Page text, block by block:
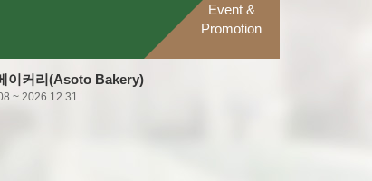
Event &
Promotion
이커리(Asoto Bakery)
~ 2026.12.31